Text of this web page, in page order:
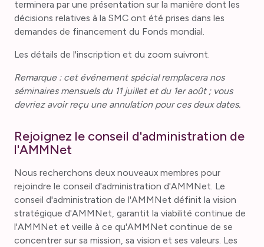
terminera par une présentation sur la manière dont les
décisions relatives à la SMC ont été prises dans les
demandes de financement du Fonds mondial.
Les détails de l'inscription et du zoom suivront.
Remarque : cet événement spécial remplacera nos
séminaires mensuels du 11 juillet et du 1er août ; vous
devriez avoir reçu une annulation pour ces deux dates.
Rejoignez le conseil d'administration de
l'AMMNet
Nous recherchons deux nouveaux membres pour
rejoindre le conseil d'administration d'AMMNet. Le
conseil d'administration de l'AMMNet définit la vision
stratégique d'AMMNet, garantit la viabilité continue de
l'AMMNet et veille à ce qu'AMMNet continue de se
concentrer sur sa mission, sa vision et ses valeurs. Les